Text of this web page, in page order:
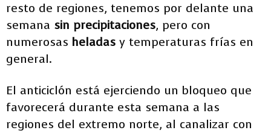
resto de regiones, tenemos por delante una
semana sin precipitaciones, pero con
numerosas heladas y temperaturas frías en
general.
El anticiclón está ejerciendo un bloqueo que
favorecerá durante esta semana a las
regiones del extremo norte, al canalizar con